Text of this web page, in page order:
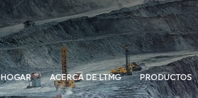
HOGAR ACERCA DE LTMG PRODUCTOS